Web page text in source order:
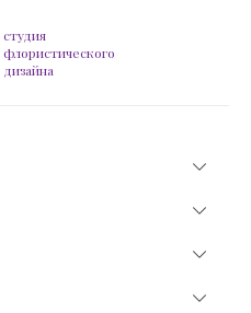
студия
флористического
дизайна